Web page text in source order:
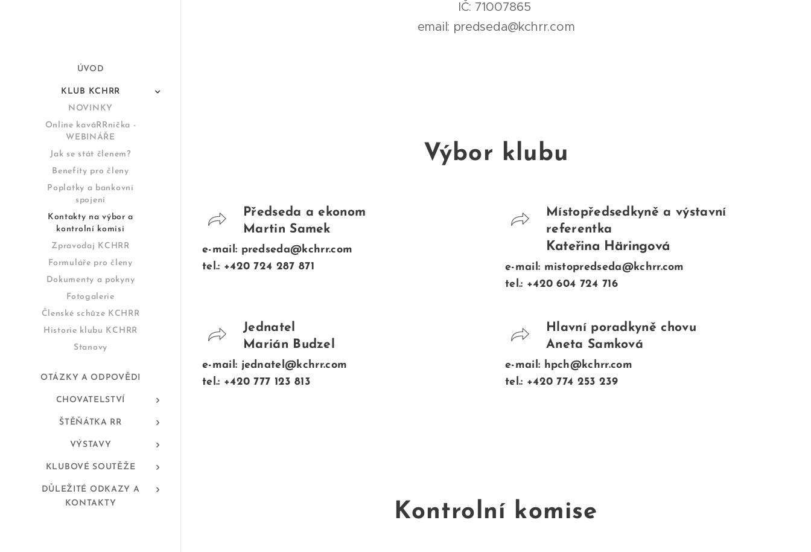
ÚVOD
KLUB KCHRR
NOVINKY
Online kaváRRnička -
WEBINÁŘE
Jak se stát členem?
Benefity pro členy
Poplatky a bankovní
spojení
Kontakty na výbor a
kontrolní komisi
Zpravodaj KCHRR
Formuláře pro členy
Dokumenty a pokyny
Fotogalerie
Členské schůze KCHRR
Historie klubu KCHRR
Stanovy
OTÁZKY A ODPOVĚDI
CHOVATELSTVÍ
ŠTĚŇÁTKA RR
VÝSTAVY
KLUBOVÉ SOUTĚŽE
DŮLEŽITÉ ODKAZY A
KONTAKTY
IČ: 71007865
email: predseda@kchrr.com
Výbor klubu
Předseda a ekonom
Martin Samek
e-mail: predseda@kchrr.com
tel.: +420 724 287 871
Místopředsedkyně a výstavní
referentka
Kateřina Häringová
e-mail: mistopredseda@kchrr.com
tel.: +420 604 724 716
Jednatel
Marián Budzel
e-mail: jednatel@kchrr.com
tel.: +420 777 123 813
Hlavní poradkyně chovu
Aneta Samková
e-mail: hpch@kchrr.com
tel.: +420 774 253 239
Kontrolní komise